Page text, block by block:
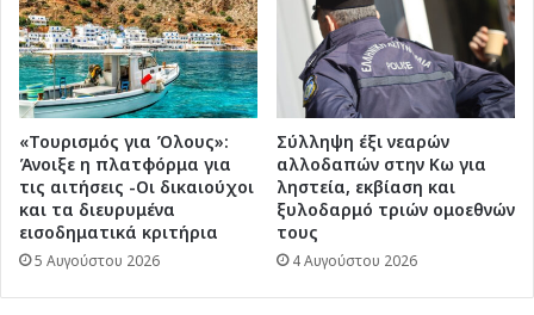
«Τουρισμός για Όλους»:
Άνοιξε η πλατφόρμα για
τις αιτήσεις -Οι δικαιούχοι
και τα διευρυμένα
εισοδηματικά κριτήρια
5 Αυγούστου 2026
Σύλληψη έξι νεαρών
αλλοδαπών στην Κω για
ληστεία, εκβίαση και
ξυλοδαρμό τριών ομοεθνών
τους
4 Αυγούστου 2026